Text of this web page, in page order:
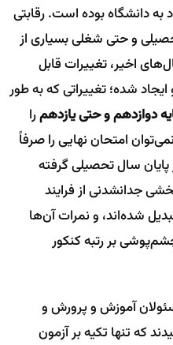
به دانشگاه بوده است. رقابتی
و حتی شغلی بسیاری از
اخیر، تغییرات قابل
شده؛ تغییراتی که به طور
دوازدهم و حتی یازدهمرا
امتحان نهایی را صرفاً
سال تحصیلی گرفته
جدانشدنی از فرایند
شده‌اند، و نمرات آن‌ها
بر رتبه کنکور
آموزش و پرورش و
که تنها تکیه بر آزمون